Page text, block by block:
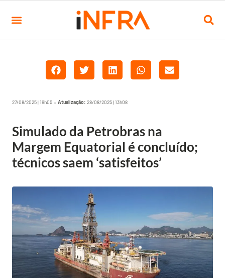
27/08/2025 | 19h05 • Atualização: 28/08/2025 | 13h08
Simulado da Petrobras na
Margem Equatorial é concluído;
técnicos saem ‘satisfeitos’